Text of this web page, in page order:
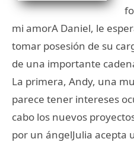
mi amorA Daniel, le
tomar posesión de su
de una importante
La primera, Andy, una
parece tener intereses
cabo los nuevos
por un ángelJulia acepta